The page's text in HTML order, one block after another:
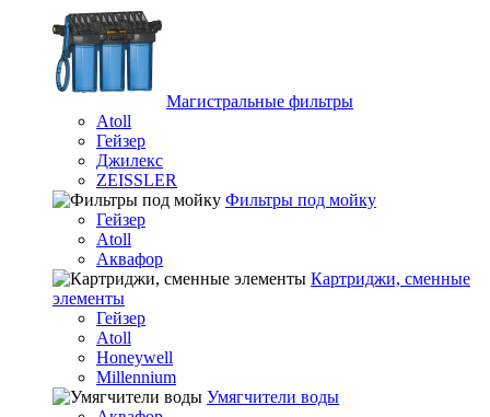
Магистральные фильтры
Atoll
Гейзер
Джилекс
ZEISSLER
Фильтры под мойку
Гейзер
Atoll
Аквафор
Картриджи, сменные
элементы
Гейзер
Atoll
Honeywell
Millennium
Умягчители воды